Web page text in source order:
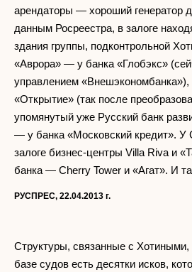
арендаторы — хороший генератор
данным Росреестра, в залоге
здания группы, подконтрольной
«Аврора» — у банка «Глобэкс»
управлением
«Открытие» (так после
упомянутый уже Русский банк
— у банка «Московский кредит». У
залоге бизнес-центры Villa Riva и
банка — Cherry Tower и «Агат». И
РУСПРЕС, 22.04.2013 г.
Структуры, связанные с
базе судов есть десятки исков,